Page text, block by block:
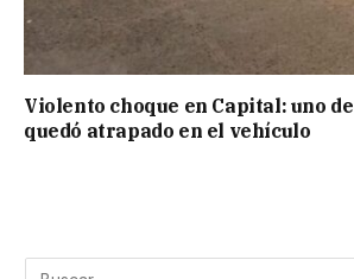
Violento choque en Capital: uno
quedó atrapado en el vehículo